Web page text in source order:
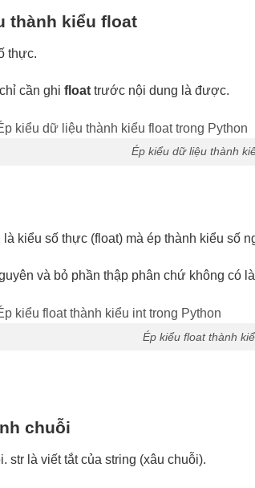
thành kiểu float
thực.
cần ghi float trước nội dung là được.
Ép kiểu dữ liệu thành
kiểu số thực (float) mà ép thành kiểu số
và bỏ phần thập phân chứ không có
Ép kiểu float thành
chuỗi
str là viết tắt của string (xâu chuỗi).